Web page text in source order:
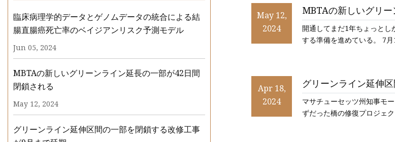
臨床病理学的データとゲノムデータの統合による結
腸直腸癌死亡率のベイジアンリスク予測モデル
Jun 05, 2024
MBTAの新しいグリーンライン延長の一部が42日間
閉鎖される
May 12, 2024
グリーンライン延伸区間の一部を閉鎖する改修工事
May 12,
2024
MBTAの新しいグリ
開通してまだ1年ちょっと
する
Apr 18,
2024
グリーンライン延伸
マサチューセッツ州知事モ
ずだった橋の修復プロジェ